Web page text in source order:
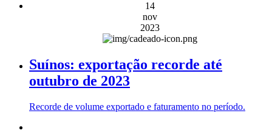
14
nov
2023
Suínos: exportação recorde até
outubro de 2023
Recorde de volume exportado e faturamento no período.